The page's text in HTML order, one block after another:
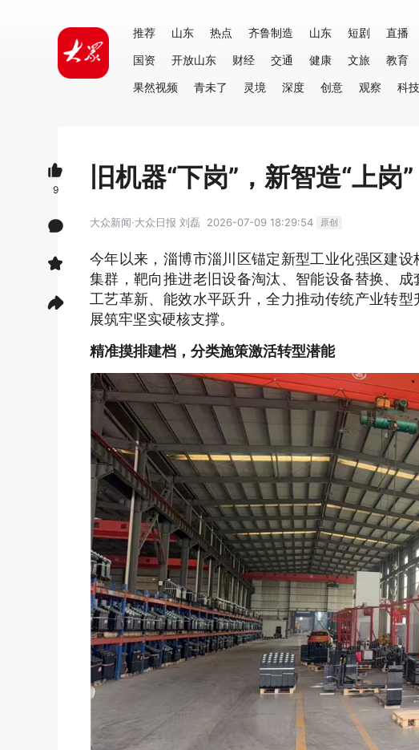
推荐 山东 热点 齐鲁制造 山东 短剧 直播
国资
开放山东 财经 交通 健康 文旅 教育
果然视频
青未了 灵境 深度 创意 观察 科技
旧机器“下岗”，新智造“上
大众新闻·大众日报 刘磊 2026-07-09 18:29:54 原创
今年以来，淄博市淄川区锚定新型工业化强区建
集群，靶向推进老旧设备淘汰、智能设备替换、
工艺革新、能效水平跃升，全力推动传统产业转
展筑牢坚实硬核支撑。
精准摸排建档，分类施策激活转型潜能
9